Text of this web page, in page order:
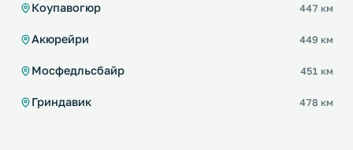
Коупавогюр 447 км
Акюрейри 449 км
Мосфедльсбайр 451 км
Гриндавик 478 км